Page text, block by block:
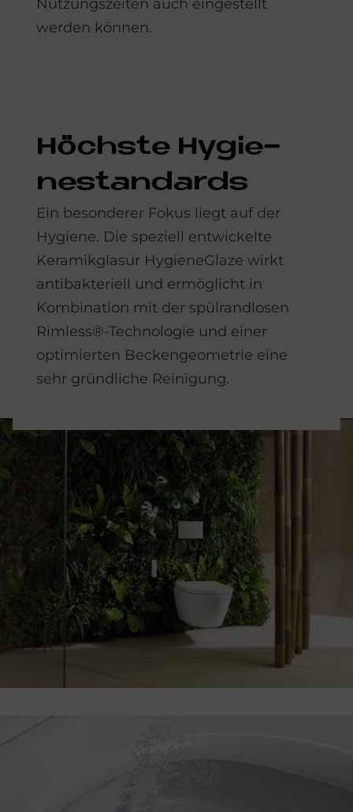
Nutzungszeiten auch eingestellt
werden können.
Höchste Hy­gie­
ne­stan­dards
Ein besonderer Fokus liegt auf der
Hygiene. Die speziell entwickelte
Keramikglasur HygieneGlaze wirkt
antibakteriell und ermöglicht in
Kombination mit der spülrandlosen
Rimless®-Technologie und einer
optimierten Beckengeometrie eine
sehr gründliche Reinigung.